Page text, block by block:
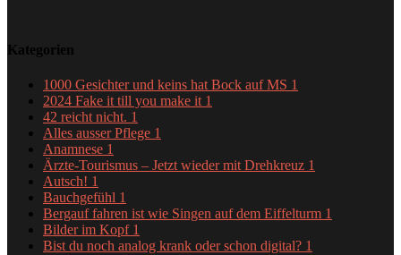
Kategorien
1000 Gesichter und keins hat Bock auf MS 1
2024 Fake it till you make it 1
42 reicht nicht. 1
Alles ausser Pflege 1
Anamnese 1
Ärzte-Tourismus – Jetzt wieder mit Drehkreuz 1
Autsch! 1
Bauchgefühl 1
Bergauf fahren ist wie Singen auf dem Eiffelturm 1
Bilder im Kopf 1
Bist du noch analog krank oder schon digital? 1